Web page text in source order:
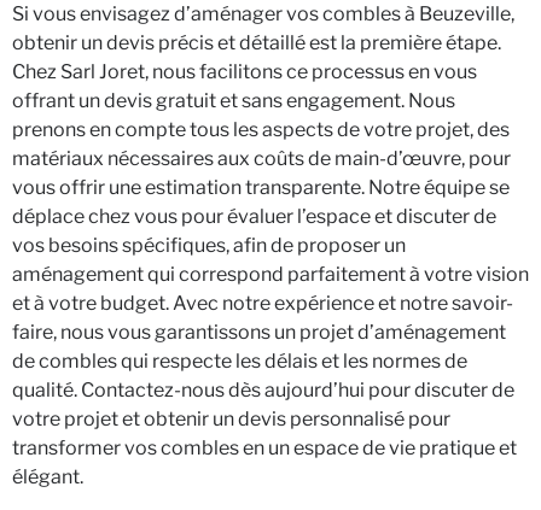
Si vous envisagez d’aménager vos combles à Beuzeville,
obtenir un devis précis et détaillé est la première étape.
Chez Sarl Joret, nous facilitons ce processus en vous
offrant un devis gratuit et sans engagement. Nous
prenons en compte tous les aspects de votre projet, des
matériaux nécessaires aux coûts de main-d’œuvre, pour
vous offrir une estimation transparente. Notre équipe se
déplace chez vous pour évaluer l’espace et discuter de
vos besoins spécifiques, afin de proposer un
aménagement qui correspond parfaitement à votre vision
et à votre budget. Avec notre expérience et notre savoir-
faire, nous vous garantissons un projet d’aménagement
de combles qui respecte les délais et les normes de
qualité. Contactez-nous dès aujourd’hui pour discuter de
votre projet et obtenir un devis personnalisé pour
transformer vos combles en un espace de vie pratique et
élégant.